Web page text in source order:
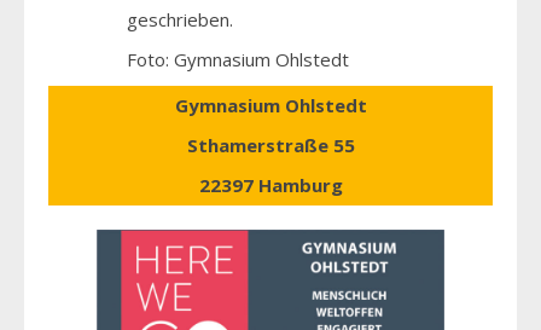
geschrieben.
Foto: Gymnasium Ohlstedt
Gymnasium Ohlstedt
Sthamerstraße 55
22397 Hamburg